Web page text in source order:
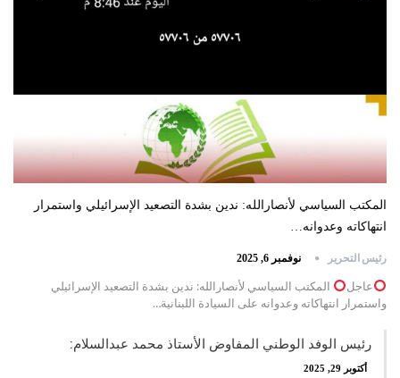
المكتب السياسي لأنصارالله: ندين بشدة التصعيد الإسرائيلي واستمرار
انتهاكاته وعدوانه…
رئيس التحرير نوفمبر 6, 2025
عاجل
المكتب السياسي لأنصارالله: ندين بشدة التصعيد الإسرائيلي
واستمرار انتهاكاته وعدوانه على السيادة اللبنانية…
رئيس الوفد الوطني المفاوض الأستاذ محمد عبدالسلام:
أكتوبر 29, 2025